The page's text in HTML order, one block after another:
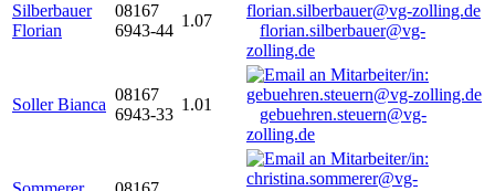
Silberbauer
Florian
08167
6943-44
1.07
florian.silberbauer@vg-
zolling.de
Soller Bianca
08167
6943-33
1.01
gebuehren.steuern@vg-
zolling.de